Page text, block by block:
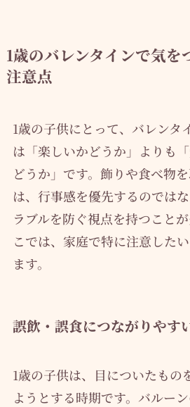
1歳のバレンタインで気を
注意点
1歳の子供にとって、バレンタ
は「楽しいかどうか」よりも
どうか」です。飾りや食べ物
は、行事感を優先するのでは
ラブルを防ぐ視点を持つこと
こでは、家庭で特に注意した
ます。
誤飲・誤食につながりやす
1歳の子供は、目についたもの
ようとする時期です。バルーン